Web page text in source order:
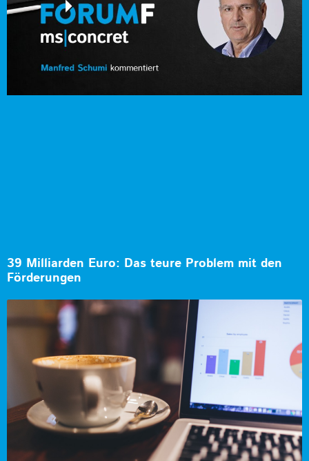
39 Milliarden Euro: Das teure Problem mit den
Förderungen